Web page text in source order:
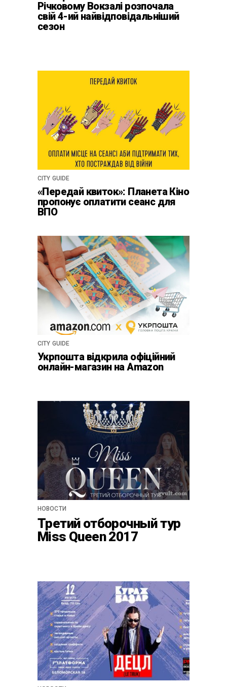
Річковому Вокзалі розпочала
свій 4-ий найвідповідальніший
сезон
CITY GUIDE
«Передай квиток»: Планета Кіно
пропонує оплатити сеанс для
ВПО
CITY GUIDE
Укрпошта відкрила офіційний
онлайн-магазин на Amazon
НОВОСТИ
Третий отборочный тур
Miss Queen 2017